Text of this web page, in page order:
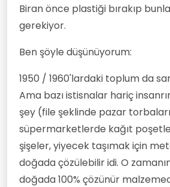
Biran önce plastiği bırakıp
gerekiyor.
Ben şöyle düşünüyorum:
1950 / 1960'lardaki toplum da
Ama bazı istisnalar hariç
şey (file şeklinde pazar
süpermarketlerde kağıt
şişeler, yiyecek taşımak için
doğada çözülebilir idi. O
doğada 100% çözünür